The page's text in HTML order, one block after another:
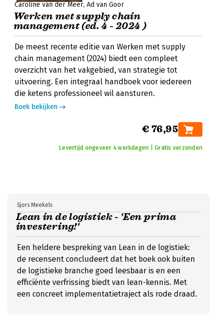
Caroline van der Meer Ad van Goor
Werken met supply chain
management (ed. 4 - 2024 )
De meest recente editie van Werken met supply
chain management (2024) biedt een compleet
overzicht van het vakgebied, van strategie tot
uitvoering. Een integraal handboek voor iedereen
die ketens professioneel wil aansturen.
Boek bekijken
€ 76,95
Levertijd ongeveer 4 werkdagen | Gratis verzonden
Lean in de logistiek - 'Een prima
investering!'
Sjors Meekels
Een heldere bespreking van Lean in de logistiek:
de recensent concludeert dat het boek ook buiten
de logistieke branche goed leesbaar is en een
efficiënte verfrissing biedt van lean-kennis. Met
een concreet implementatietraject als rode draad.